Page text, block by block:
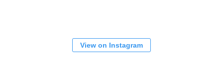
View on Instagram